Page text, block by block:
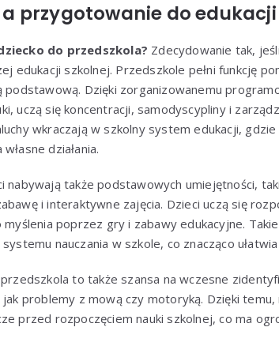
a przygotowanie do
do przedszkola? Zdecydowanie tak,
edukacji szkolnej. Przedszkole pełni funkcję
podstawową. Dzięki zorganizowanemu
uczą się koncentracji, samodyscypliny i
wkraczają w szkolny system edukacji,
działania.
nabywają także podstawowych umiejętności,
i interaktywne zajęcia. Dzieci uczą się
myślenia poprzez gry i zabawy edukacyjne.
nauczania w szkole, co znacząco
przedszkola to także szansa na wczesne
problemy z mową czy motoryką. Dzięki
przed rozpoczęciem nauki szkolnej, co ma